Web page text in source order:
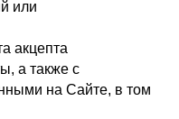
или
акцепта
а также с
на Сайте, в том